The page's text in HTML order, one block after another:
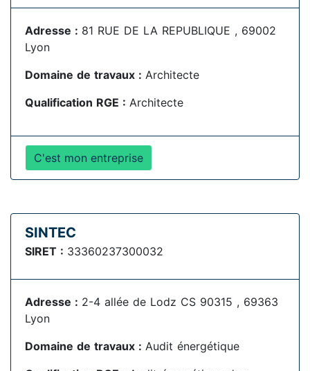
Adresse : 81 RUE DE LA REPUBLIQUE , 69002
Lyon
Domaine de travaux : Architecte
Qualification RGE : Architecte
C'est mon entreprise
SINTEC
SIRET : 33360237300032
Adresse : 2-4 allée de Lodz CS 90315 , 69363
Lyon
Domaine de travaux : Audit énergétique